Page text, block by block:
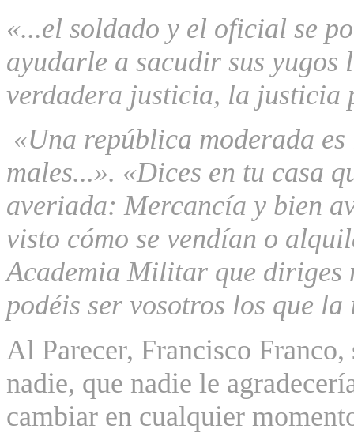
«...el soldado y el oficial se
ayudarle a sacudir sus
verdadera justicia, la justicia
«Una república moderada
males...». «Dices en tu casa
averiada: Mercancía y bien
visto cómo se vendían o
Academia Militar que diriges
podéis ser vosotros los que
Al Parecer, Francisco
nadie, que nadie le
cambiar en cualquier